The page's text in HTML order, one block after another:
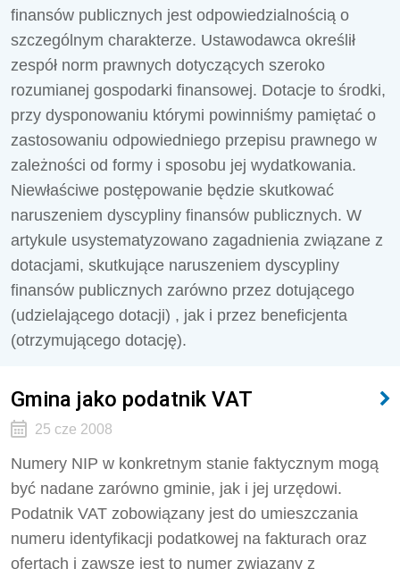
finansów publicznych jest odpowiedzialnością o
szczególnym charakterze. Ustawodawca określił
zespół norm prawnych dotyczących szeroko
rozumianej gospodarki finansowej. Dotacje to środki,
przy dysponowaniu którymi powinniśmy pamiętać o
zastosowaniu odpowiedniego przepisu prawnego w
zależności od formy i sposobu jej wydatkowania.
Niewłaściwe postępowanie będzie skutkować
naruszeniem dyscypliny finansów publicznych. W
artykule usystematyzowano zagadnienia związane z
dotacjami, skutkujące naruszeniem dyscypliny
finansów publicznych zarówno przez dotującego
(udzielającego dotacji) , jak i przez beneficjenta
(otrzymującego dotację).
Gmina jako podatnik VAT
25 cze 2008
Numery NIP w konkretnym stanie faktycznym mogą
być nadane zarówno gminie, jak i jej urzędowi.
Podatnik VAT zobowiązany jest do umieszczania
numeru identyfikacji podatkowej na fakturach oraz
ofertach i zawsze jest to numer związany z